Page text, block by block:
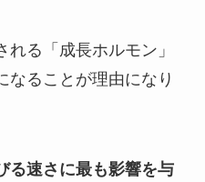
る「成長ホルモン」
なることが理由になり
る速さに最も影響を与